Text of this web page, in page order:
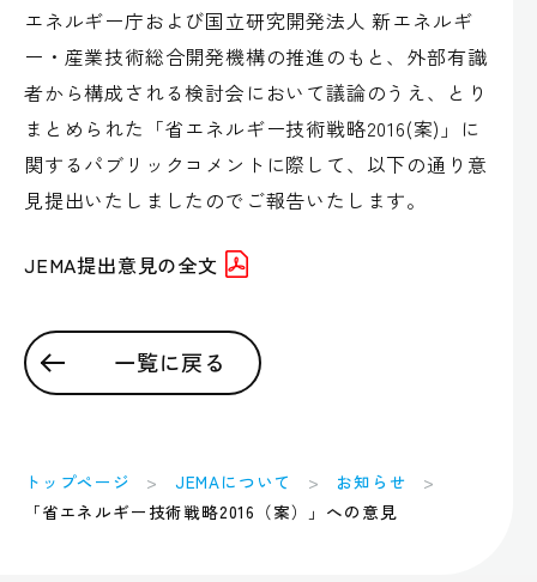
エネルギー庁および国立研究開発法人 新エネルギ
ー・産業技術総合開発機構の推進のもと、外部有識
者から構成される検討会において議論のうえ、とり
まとめられた「省エネルギー技術戦略2016(案)」に
関するパブリックコメントに際して、以下の通り意
見提出いたしましたのでご報告いたします。
JEMA提出意見の全文
一覧に戻る
トップページ JEMAについて
お知らせ
「省エネルギー技術戦略2016（案）」への意見